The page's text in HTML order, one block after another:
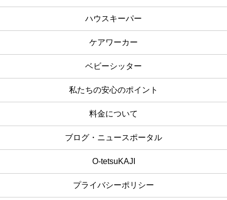
ハウスキーパー
ケアワーカー
ベビーシッター
私たちの安心のポイント
料金について
ブログ・ニュースポータル
O-tetsuKAJI
プライバシーポリシー